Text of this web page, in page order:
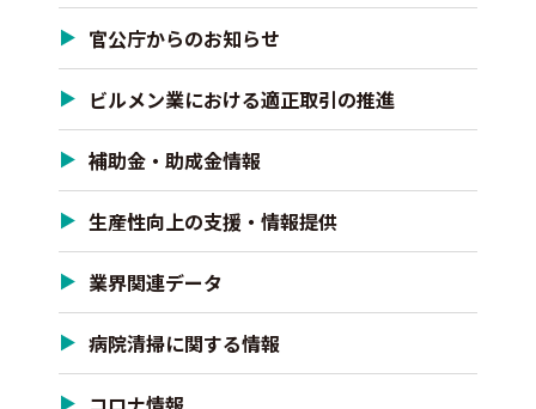
官公庁からのお知らせ
ビルメン業における適正取引の推進
補助金・助成金情報
生産性向上の支援・情報提供
業界関連データ
病院清掃に関する情報